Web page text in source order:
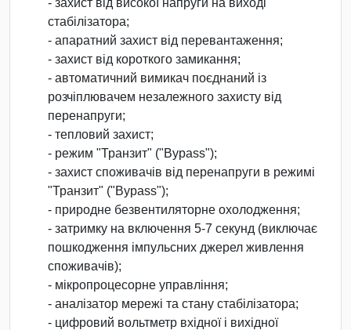
стабілізатора;
- апаратний захист від перевантаження;
- захист від короткого замикання;
- автоматичний вимикач поєднаний із
розчіплювачем незалежного захисту від
перенапруги;
- тепловий захист;
- режим "Транзит" ("Bypass");
- захист споживачів від перенапруги в режимі
"Транзит" ("Bypass");
- природне безвентиляторне охолодження;
- затримку на включення 5-7 секунд (виключає
пошкодження імпульсних джерел живлення
споживачів);
- мікропроцесорне управління;
- аналізатор мережі та стану стабілізатора;
- цифровий вольтметр вхідної і вихідної